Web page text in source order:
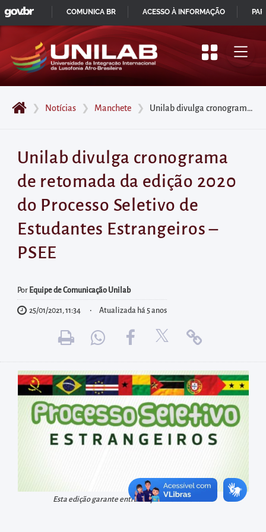
Pular
para
início
do
principal
Acessar
diretamente
o
menu
principal
Acessar
área
para
internas
Acessar
diretamente
as
informações
rodapé
❯ Notícias ❯ Manchete ❯ Unilab divulga cronograma de retomada da edição 2020 do Processo Seletivo de Estudantes Estrangeiros – PSEE
Unilab divulga cronograma
de retomada da edição 2020
do Processo Seletivo de
Estudantes Estrangeiros –
PSEE
Por Equipe de Comunicação Unilab
25/01/2021, 11:34 Atualizada há 5 anos
Esta edição garante entradas para 2020.2 e 2021.1
IR
PARA
CONTEÚDO
GOVBR
COMUNICA BR ACESSO À INFORMAÇÃO